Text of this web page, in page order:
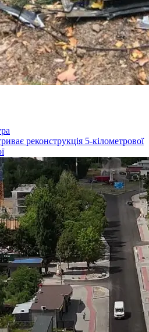
реконструкція 5-кілометрової